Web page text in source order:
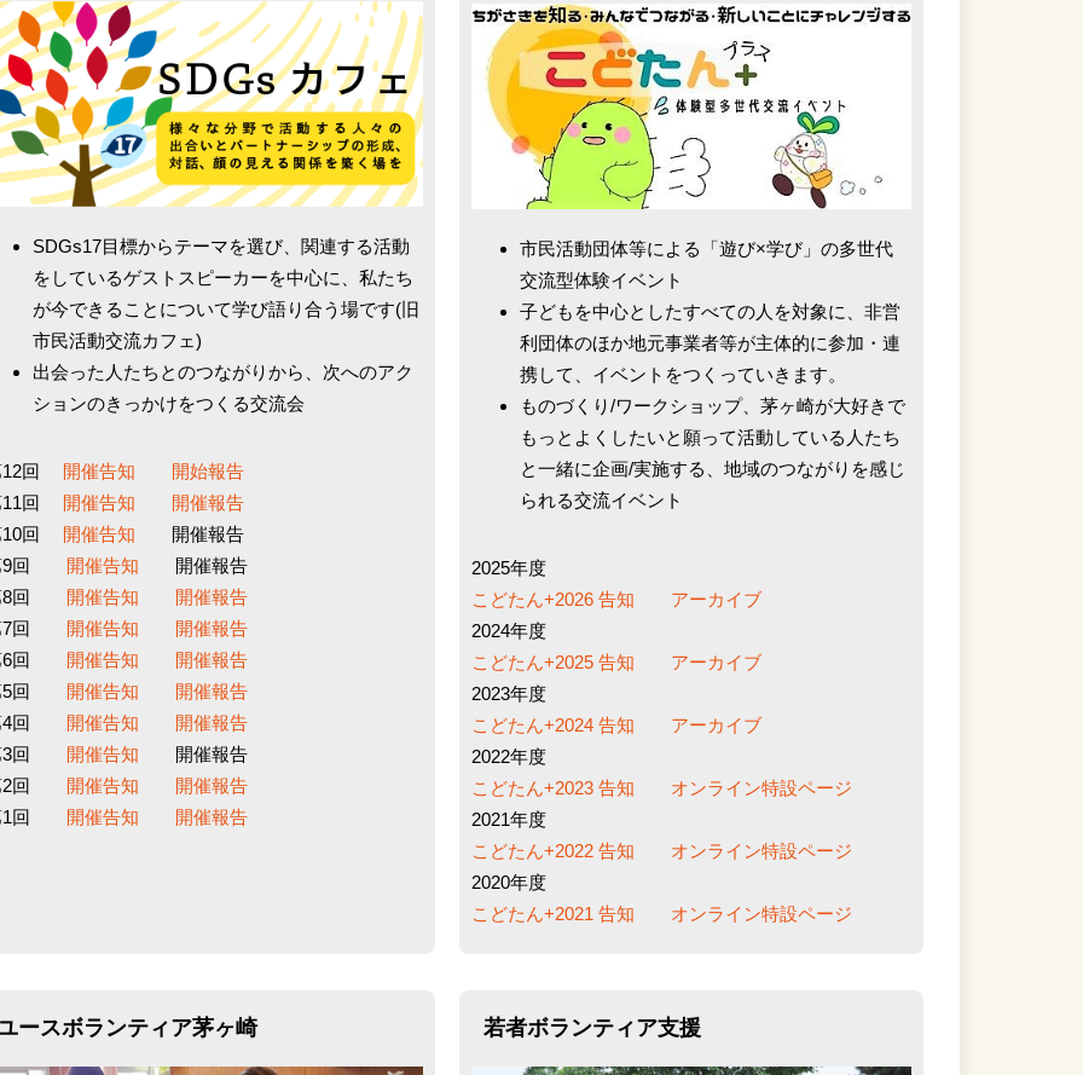
SDGs17目標からテーマを選び、関連する活動
をしているゲストスピーカーを中心に、私たち
が今できることについて学び語り合う場です(旧
市民活動交流カフェ)
出会った人たちとのつながりから、次へのアク
ションのきっかけをつくる交流会
12回 開催告知
開始報告
11回 開催告知
開催報告
10回 開催告知 開催報告
9回 開催告知 開催報告
8回 開催告知
開催報告
7回 開催告知
開催報告
6回 開催告知
開催報告
5回 開催告知
開催報告
4回 開催告知
開催報告
3回 開催告知 開催報告
2回 開催告知
開催報告
1回 開催告知 開催報告
市民活動団体等による「遊び×学び」の多世代
交流型体験イベント
子どもを中心としたすべての人を対象に、非営
利団体のほか地元事業者等が主体的に参加・連
携して、イベントをつくっていきます。
ものづくり/ワークショップ、茅ヶ崎が大好きで
もっとよくしたいと願って活動している人たち
と一緒に企画/実施する、地域のつながりを感じ
られる交流イベント
2025年度
こどたん+2026 告知
アーカイブ
2024年度
こどたん+2025 告知
アーカイブ
2023年度
こどたん+2024 告知
アーカイブ
2022年度
こどたん+2023 告知
オンライン特設ページ
2021年度
こどたん+2022 告知
オンライン特設ページ
2020年度
こどたん+2021 告知
オンライン特設ページ
ースボランティア茅ヶ崎 若者ボランティア支援